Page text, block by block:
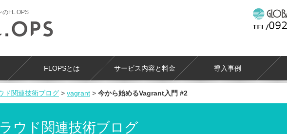
のFL.OPS
FLOPSとは サービス内容と料金 導入事例
ド関連技術ブログ > vagrant > 今から始めるVagrant入門 #2
ウド関連技術ブログ